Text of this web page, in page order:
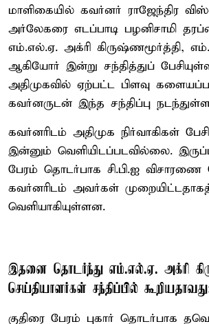
மாளிகையில் கவர்னர் ராஜேந்திர
அர்லேகரை எடப்பாடி பழனிசாமி
எம்.எல்.ஏ. அக்ரி கிருஷ்ணமூர்த்தி,
ஆகியோர் இன்று சந்தித்துப்
அதிமுகவில் ஏற்பட்ட பிளவு
கவர்னருடன் இந்த சந்திப்பு
கவர்னரிடம் அதிமுக நிர்வாகிகள்
இன்னும் வெளியிடப்படவில்லை.
பேரம் தொடர்பாக சி.பி.ஐ விசாரணை
கவர்னரிடம் அவர்கள்
வெளியாகியுள்ளன.
இதனை தொடர்ந்து எம்.எல்.ஏ. அக்ரி
செய்தியாளர்கள் சந்திப்பில்
குதிரை பேரம் புகார் தொடர்பாக